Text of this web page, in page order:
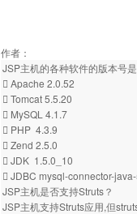
作者：
JSP主机的各种软件的版本号
 Apache 2.0.52
 Tomcat 5.5.20
 MySQL 4.1.7
 PHP 4.3.9
 Zend 2.5.0
 JDK 1.5.0_10
 JDBC mysql-connector-
JSP主机是否支持Struts？
JSP主机支持Struts应用,但